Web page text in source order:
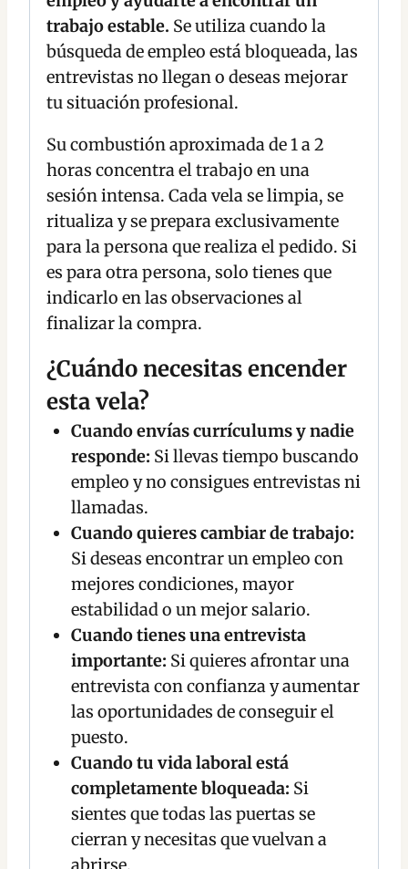
trabajo estable. Se utiliza cuando la
búsqueda de empleo está bloqueada, las
entrevistas no llegan o deseas mejorar
tu situación profesional.
Su combustión aproximada de 1 a 2
horas concentra el trabajo en una
sesión intensa. Cada vela se limpia, se
ritualiza y se prepara exclusivamente
para la persona que realiza el pedido. Si
es para otra persona, solo tienes que
indicarlo en las observaciones al
finalizar la compra.
¿Cuándo necesitas encender
esta vela?
Cuando envías currículums y nadie
responde: Si llevas tiempo buscando
empleo y no consigues entrevistas ni
llamadas.
Cuando quieres cambiar de trabajo:
Si deseas encontrar un empleo con
mejores condiciones, mayor
estabilidad o un mejor salario.
Cuando tienes una entrevista
importante: Si quieres afrontar una
entrevista con confianza y aumentar
las oportunidades de conseguir el
puesto.
Cuando tu vida laboral está
completamente bloqueada: Si
sientes que todas las puertas se
cierran y necesitas que vuelvan a